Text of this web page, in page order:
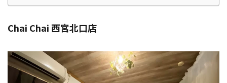
Chai Chai 西宮北口店